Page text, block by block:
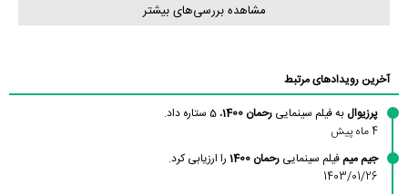
مشاهده بررسی‌های بیشتر
آخرین رویدادهای مرتبط
پرزیوال به فیلم سینمایی رحمان 1400
، 5 ستاره داد.
4 ماه پیش
جیم میمفیلم سینمایی رحمان 1400
را ارزیابی کرد.
1403/01/26